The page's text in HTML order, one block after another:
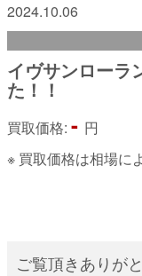
2024.10.06
イヴサンローラ
た！！
買取価格: - 円
※ 買取価格は相場に
ご覧頂きありが